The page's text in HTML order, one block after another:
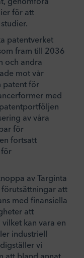
för att
patentverket
fram till 2036
och andra
mot vår
patent för
med
av våra
för
fortsatt
för
av Targinta
att
med finansiella
att
kan vara en
industriell
vi